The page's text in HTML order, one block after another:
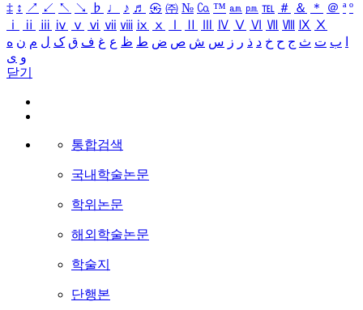
‡ ↕ ↗ ↙ ↖ ↘ ♭ ♩ ♪ ♬ ㉿ ㈜ № ㏇ ™ ㏂ ㏘ ℡ ＃ ＆ ＊ ＠ ª º
ⅰ
ⅱ ⅲ ⅳ ⅴ ⅵ ⅶ ⅷ ⅸ ⅹ Ⅳ Ⅴ Ⅵ Ⅶ Ⅷ Ⅸ Ⅹ
ب ت ث ج ح خ د ذ ر ز س ش ص ض ط ظ ع غ ف ق ک ل م ن ه
و ی
닫기
통합검색
국내학술논문
학위논문
해외학술논문
학술지
단행본